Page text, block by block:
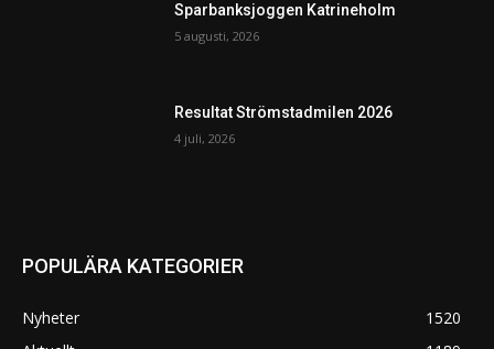
Sparbanksjoggen Katrineholm
5 augusti, 2026
Resultat Strömstadmilen 2026
4 juli, 2026
POPULÄRA KATEGORIER
Nyheter
1520